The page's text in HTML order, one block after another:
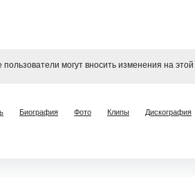
могут вносить изменения на
Биография Фото Клипы Дискография